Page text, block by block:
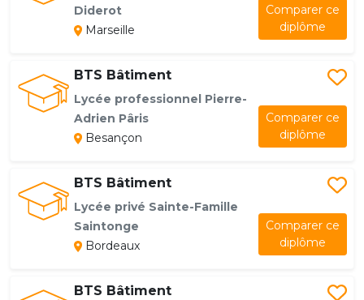
Diderot
Marseille
Comparer ce
diplôme
BTS Bâtiment
Lycée professionnel Pierre-
Adrien Pâris
Besançon
Comparer ce
diplôme
BTS Bâtiment
Lycée privé Sainte-Famille
Saintonge
Bordeaux
Comparer ce
diplôme
BTS Bâtiment